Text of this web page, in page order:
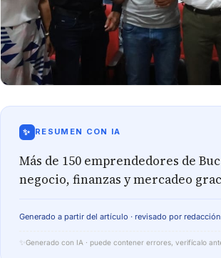
✨ RESUMEN CON IA
Más de 150 emprendedores de
negocio, finanzas y mercadeo
Generado a partir del artículo · revisado por redacción
✨ Generado con IA · puede contener errores, verifícalo